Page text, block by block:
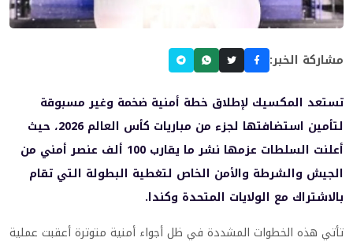
مشاركة الخبر:
تستعد المكسيك لإطلاق خطة أمنية ضخمة وغير مسبوقة
لتأمين استضافتها لجزء من مباريات كأس العالم 2026، حيث
أعلنت السلطات عزمها نشر ما يقارب 100 ألف عنصر أمني من
الجيش والشرطة والأمن الخاص لتغطية البطولة التي تقام
بالاشتراك مع الولايات المتحدة وكندا.
تأتي هذه الخطوات المشددة في ظل أجواء أمنية متوترة أعقبت عملية